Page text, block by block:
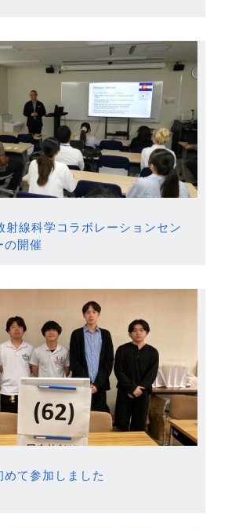
射線科学コラボレーションセン
の開催
て参加しました